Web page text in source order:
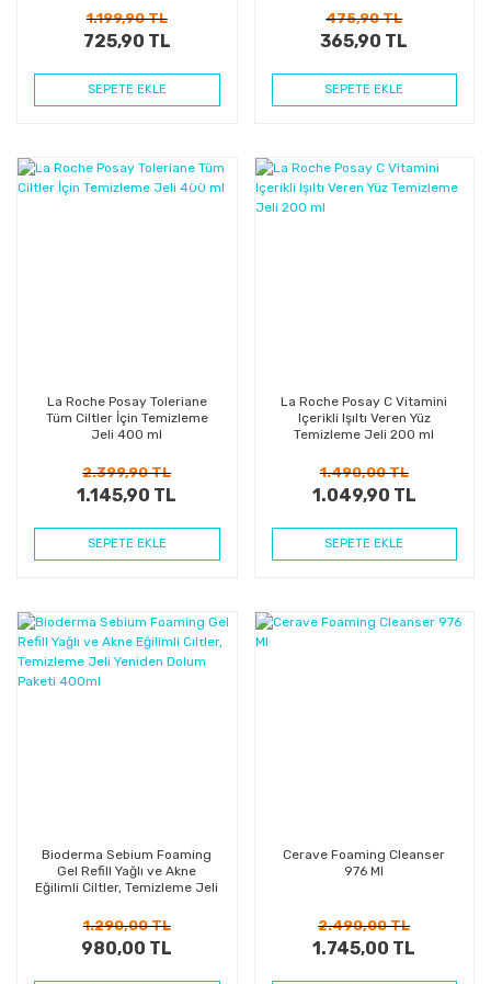
1.199,90 TL
725,90 TL
SEPETE EKLE
475,90 TL
365,90 TL
SEPETE EKLE
%52
La Roche Posay Toleriane
Tüm Ciltler İçin Temizleme
Jeli 400 ml
2.399,90 TL
1.145,90 TL
SEPETE EKLE
%30
La Roche Posay C Vitamini
Içerikli Işıltı Veren Yüz
Temizleme Jeli 200 ml
1.490,00 TL
1.049,90 TL
SEPETE EKLE
%24
Bioderma Sebium Foaming
Gel Refill Yağlı ve Akne
Eğilimli Ciltler, Temizleme Jeli
1.290,00 TL
980,00 TL
Cerave Foaming Cleanser
976 Ml
2.490,00 TL
1.745,00 TL